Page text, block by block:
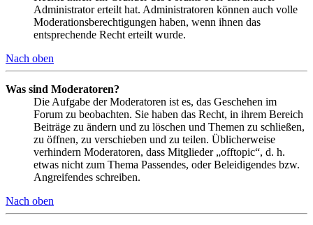
Administrator erteilt hat. Administratoren können auch volle
Moderationsberechtigungen haben, wenn ihnen das
entsprechende Recht erteilt wurde.
Nach oben
Was sind Moderatoren?
Die Aufgabe der Moderatoren ist es, das Geschehen im
Forum zu beobachten. Sie haben das Recht, in ihrem Bereich
Beiträge zu ändern und zu löschen und Themen zu schließen,
zu öffnen, zu verschieben und zu teilen. Üblicherweise
verhindern Moderatoren, dass Mitglieder „offtopic“, d. h.
etwas nicht zum Thema Passendes, oder Beleidigendes bzw.
Angreifendes schreiben.
Nach oben